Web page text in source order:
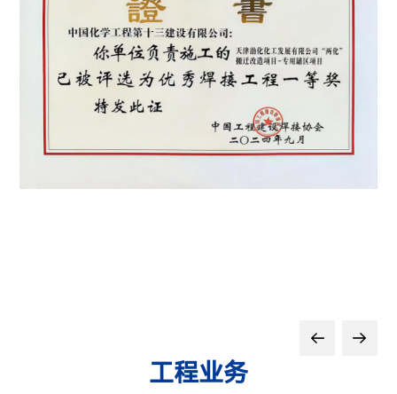
工程业务